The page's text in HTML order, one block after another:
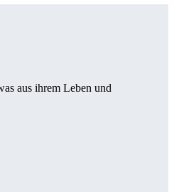
aus ihrem Leben und